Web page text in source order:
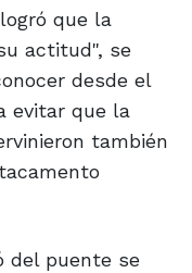
que la
actitud", se
desde el
evitar que la
también
del puente se